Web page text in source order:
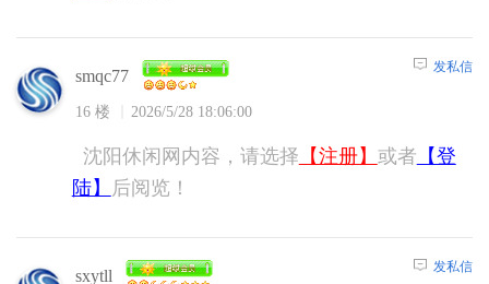
smqc77
16 楼 2026/5/28 18:06:00
发私信
沈阳休闲网内容，请选择 【注册】 或者 【登
陆】
后阅览！
sxytll 发私信